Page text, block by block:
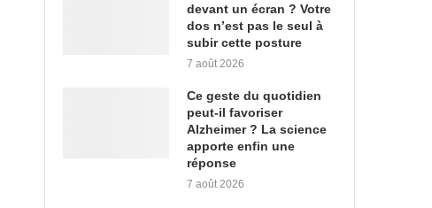
devant un écran ? Votre
dos n’est pas le seul à
subir cette posture
7 août 2026
Ce geste du quotidien
peut-il favoriser
Alzheimer ? La science
apporte enfin une
réponse
7 août 2026